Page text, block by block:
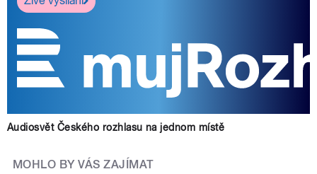
Audiosvět Českého rozhlasu na jednom místě
MOHLO BY VÁS ZAJÍMAT